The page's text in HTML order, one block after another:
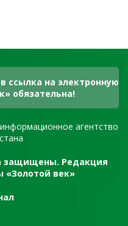
ссылка на электронную
обязательна!
агентство
защищены. Редакция
«Золотой век»